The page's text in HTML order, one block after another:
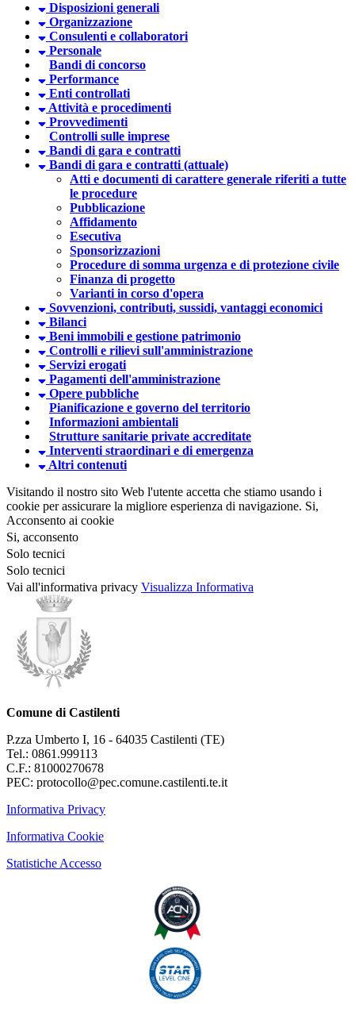
Disposizioni generali
Organizzazione
Consulenti e collaboratori
Personale
Bandi di concorso
Performance
Enti controllati
Attività e procedimenti
Provvedimenti
Controlli sulle imprese
Bandi di gara e contratti
Bandi di gara e contratti (attuale)
Atti e documenti di carattere generale riferiti a tutte
le procedure
Pubblicazione
Affidamento
Esecutiva
Sponsorizzazioni
Procedure di somma urgenza e di protezione civile
Finanza di progetto
Varianti in corso d'opera
Sovvenzioni, contributi, sussidi, vantaggi economici
Bilanci
Beni immobili e gestione patrimonio
Controlli e rilievi sull'amministrazione
Servizi erogati
Pagamenti dell'amministrazione
Opere pubbliche
Pianificazione e governo del territorio
Informazioni ambientali
Strutture sanitarie private accreditate
Interventi straordinari e di emergenza
Altri contenuti
Visitando il nostro sito Web l'utente accetta che stiamo usando i
cookie per assicurare la migliore esperienza di navigazione. Si,
Acconsento ai cookie
Si, acconsento
Solo tecnici
Solo tecnici
Vai all'informativa privacy Visualizza Informativa
Comune di Castilenti
P.zza Umberto I, 16 - 64035 Castilenti (TE)
Tel.: 0861.999113
C.F.: 81000270678
PEC: protocollo@pec.comune.castilenti.te.it
Informativa Privacy
Informativa Cookie
Statistiche Accesso